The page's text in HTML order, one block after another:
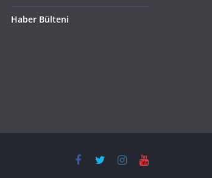
Haber Bülteni